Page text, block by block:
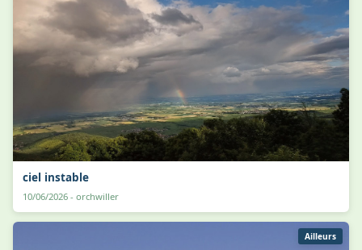
ciel instable
10/06/2026 - orchwiller
Ailleurs